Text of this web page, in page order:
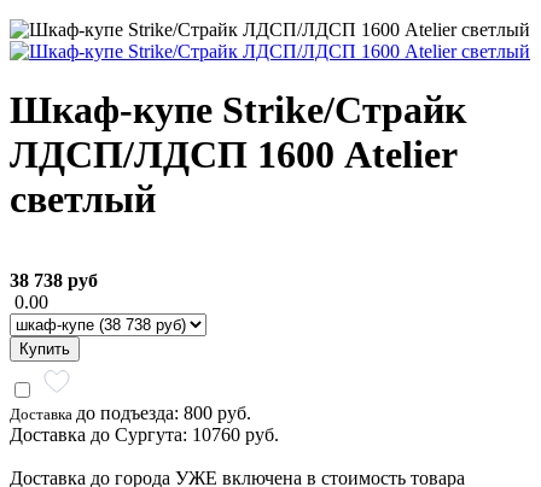
Шкаф-купе Strike/Страйк
ЛДСП/ЛДСП 1600 Atelier
светлый
38 738 руб
0.00
Купить
Доставка до подъезда: 800 руб.
Доставка до Сургута: 10760 руб.
Доставка до города УЖЕ включена в стоимость товара